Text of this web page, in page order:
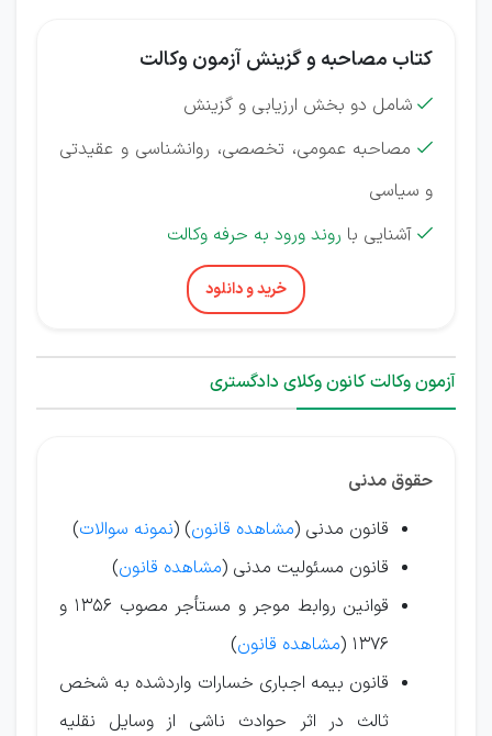
کتاب مصاحبه و گزینش آزمون وکالت
 شامل دو بخش ارزیابی و گزینش
 مصاحبه عمومی، تخصصی، روانشناسی و عقیدتی
و سیاسی
 آشنایی با روند ورود به حرفه وکالت
خرید و دانلود
آزمون وکالت کانون وکلای دادگستری
حقوق مدنی
قانون مدنی (مشاهده قانون) (نمونه سوالات)
قانون مسئولیت مدنی (مشاهده قانون)
قوانین روابط موجر و مستأجر مصوب ۱356 و
۱376 ( مشاهده قانون)
قانون بیمه اجباری خسارات واردشده به شخص
ثالث در اثر حوادث ناشی از وسایل نقلیه